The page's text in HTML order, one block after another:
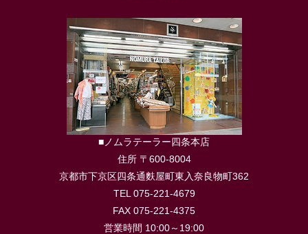
■ノムラテーラー四条本店
住所 〒600-8004
京都市下京区四条通麩屋町東入奈良物町362
TEL 075-221-4679
FAX 075-221-4375
営業時間 10:00～19:00